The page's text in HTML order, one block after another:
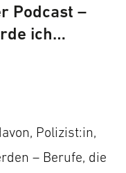
Podcast –
ich…
Polizist:in,
– Berufe, die